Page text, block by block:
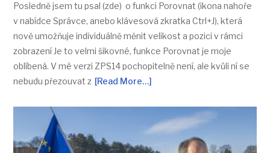
Posledně jsem tu psal (zde) o funkci Porovnat (ikona nahoře
v nabídce Správce, anebo klávesová zkratka Ctrl+J), která
nově umožňuje individuálně měnit velikost a pozici v rámci
zobrazení Je to velmi šikovné, funkce Porovnat je moje
oblíbená. V mé verzi ZPS14 pochopitelně není, ale kvůli ní se
nebudu přezouvat z [Read More…]